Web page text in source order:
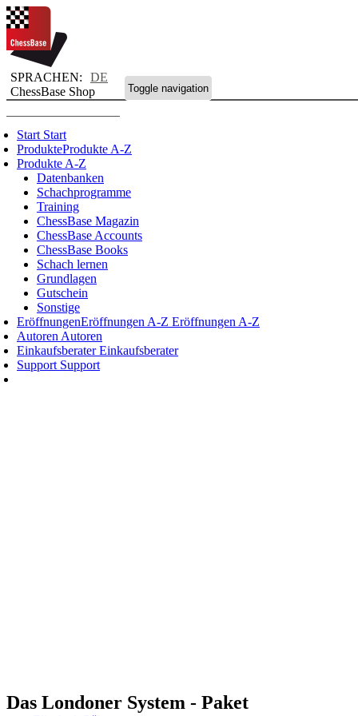
SPRACHEN:
DE
ChessBase Shop
Toggle navigation
Start Start
ProdukteProdukte A-Z
Produkte A-Z
Datenbanken
Schachprogramme
Training
ChessBase Magazin
ChessBase Accounts
ChessBase Books
Schach lernen
Grundlagen
Gutschein
Sonstige
EröffnungenEröffnungen A-Z Eröffnungen A-Z
Autoren Autoren
EinkaufsberaterEinkaufsberater
Support Support
Das Londoner System - Paket